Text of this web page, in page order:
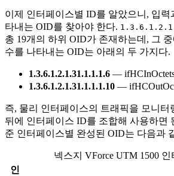
이제 인터페이스별 ID를 알았으니, 입력
타내는 OID를 찾아야 한다.
총 19개의 하위 OID가 존재하는데, 그
수를 나타내는 OID는 아래의 두 가지다.
1.3.6.1.2.1.31.1.1.1.6 —
1.3.6.1.2.1.31.1.1.1.10 —
즉, 물리 인터페이스의 트래픽을 모니터
뒤에 인터페이스 ID를 조합해 사용하면
준 인터페이스별 완성된 OID는 다음과
넥스지 VForce UTM 1500
인